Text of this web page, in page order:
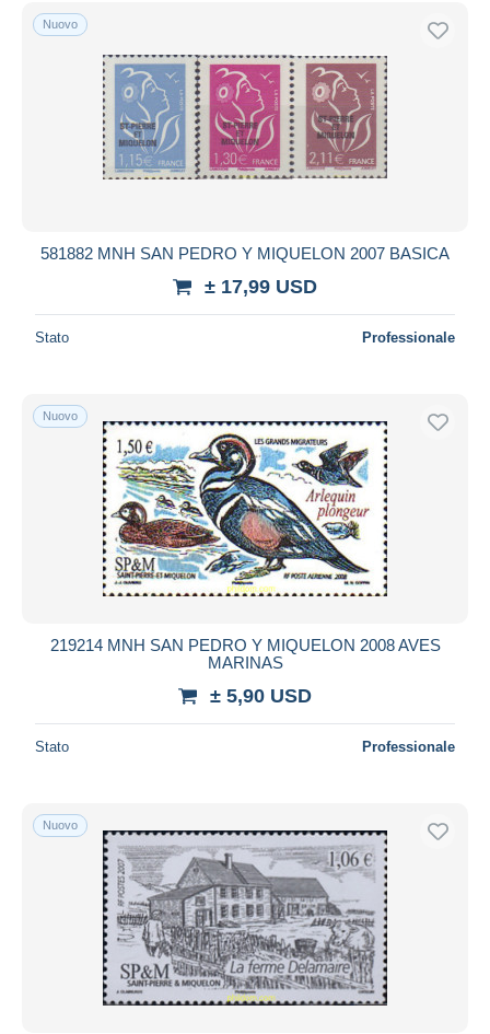
Spedizione gratuita
Metodi di pagamento
PayPal
Bonifico bancario
Visa
Mastercard
Residenza del venditore
Aggiorna
Nuovo
581882 MNH SAN PEDRO Y MIQUELON 2007 BASICA
± 17,99 USD
Stato Professionale
Nuovo
219214 MNH SAN PEDRO Y MIQUELON 2008 AVES
MARINAS
± 5,90 USD
Stato Professionale
Nuovo